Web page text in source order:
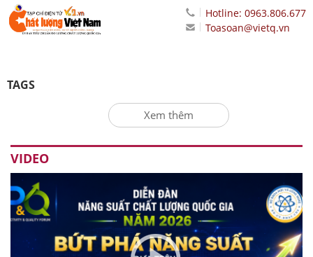
Hotline: 0963.806.677
Toasoan@vietq.vn
TAGS
Xem thêm
VIDEO